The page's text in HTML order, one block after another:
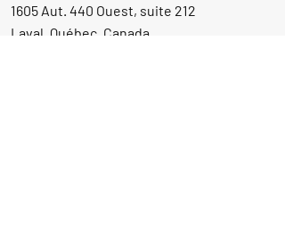
1605 Aut. 440 Ouest, suite 212
Laval, Québec, Canada